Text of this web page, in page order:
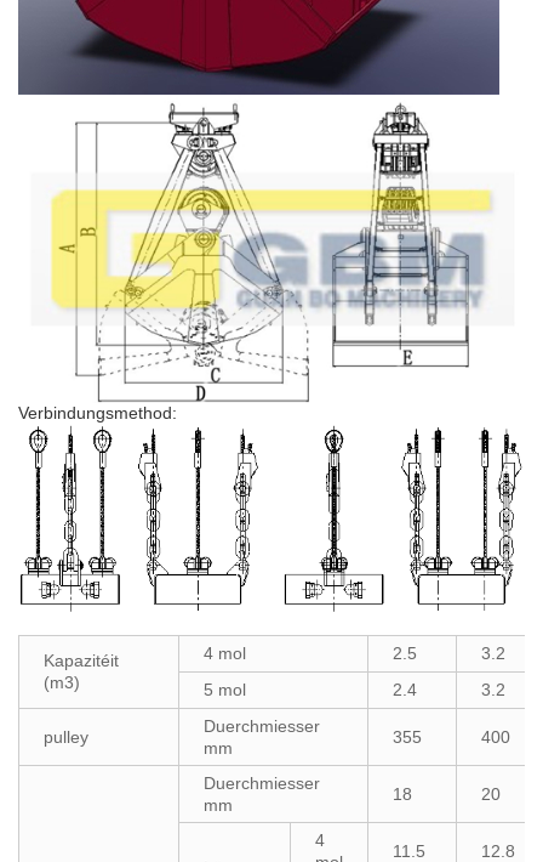
Verbindungsmethod:
Kapazitéit
(m3)
4 mol 2.5
3.2
5 mol
2.4 3.2
pulley
Duerchmiesser
mm
355 400
Duerchmiesser
mm
18 20
4
11.5 12.8